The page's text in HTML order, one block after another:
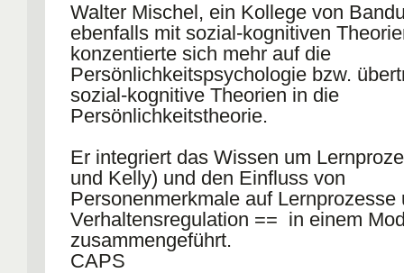
Walter Mischel, ein Kollege von
ebenfalls mit sozial-kognitiven
konzentierte sich mehr auf die
Persönlichkeitspsychologie bzw.
sozial-kognitive Theorien in die
Persönlichkeitstheorie.
Er integriert das Wissen um
und Kelly) und den Einfluss von
Personenmerkmale auf Lernprozesse
Verhaltensregulation == in einem
zusammengeführt.
CAPS